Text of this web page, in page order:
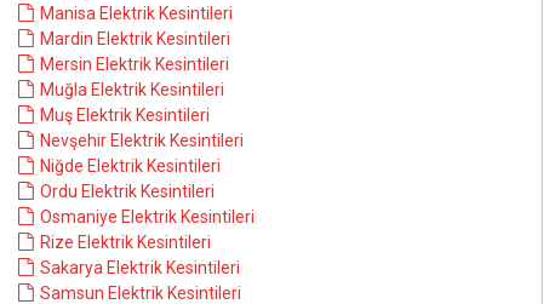
Manisa Elektrik Kesintileri
Mardin Elektrik Kesintileri
Mersin Elektrik Kesintileri
Muğla Elektrik Kesintileri
Muş Elektrik Kesintileri
Nevşehir Elektrik Kesintileri
Niğde Elektrik Kesintileri
Ordu Elektrik Kesintileri
Osmaniye Elektrik Kesintileri
Rize Elektrik Kesintileri
Sakarya Elektrik Kesintileri
Samsun Elektrik Kesintileri